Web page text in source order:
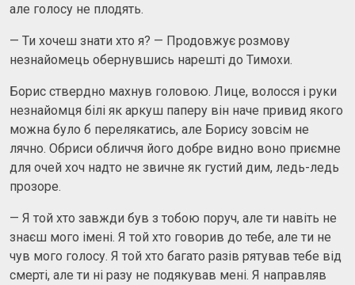
але голосу не плодять.
— Ти хочеш знати хто я? — Продовжує розмову
незнайомець обернувшись нарешті до Тимохи.
Борис ствердно махнув головою. Лице, волосся і руки
незнайомця білі як аркуш паперу він наче привид якого
можна було б перелякатись, але Борису зовсім не
лячно. Обриси обличчя його добре видно воно приємне
для очей хоч надто не звичне як густий дим, ледь-ледь
прозоре.
— Я той хто завжди був з тобою поруч, але ти навіть не
знаєш мого імені. Я той хто говорив до тебе, але ти не
чув мого голосу. Я той хто багато разів рятував тебе від
смерті, але ти ні разу не подякував мені. Я направляв